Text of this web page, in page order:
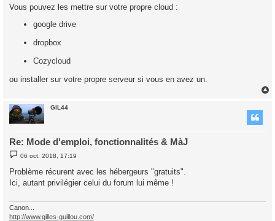
s
Vous pouvez les mettre sur votre propre cloud :
google drive
dropbox
Cozycloud
ou installer sur votre propre serveur si vous en avez un.
GIL44
Re: Mode d'emploi, fonctionnalités & MàJ
M
e
s
06 oct. 2018, 17:19
Problème récurent avec les hébergeurs "gratuits".
Ici, autant privilégier celui du forum lui même !
Canon...
http://www.gilles-guillou.com/